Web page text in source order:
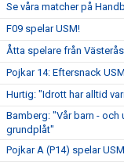
Se våra matcher på
F09 spelar USM!
Åtta spelare från
Pojkar 14: Eftersnack USM
Hurtig: "Idrott har alltid
Bamberg: "Vår barn -
grundplåt"
Pojkar A (P14) spelar